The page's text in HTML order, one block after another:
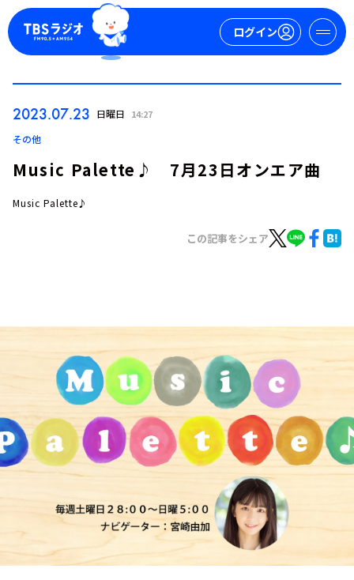
ログイン
トピックス
お知らせ
イベント・グッズ
YouTube
会社情報
2023.07.23 日曜日 14:27
その他
Music Palette♪ 7月23日オンエア曲
Music Palette♪
この記事をシェア